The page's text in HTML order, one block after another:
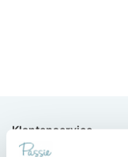
Klantenservice